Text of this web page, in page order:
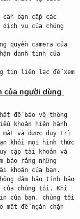
bạn cấp các
vụ của chúng
quyền camera của
danh tính của
tin liên lạc để xem
người dùng
để bảo vệ thông
khoản hiện hành
mật và được duy trì
khỏi mọi hình thức
cập tài khoản và
bảo rằng những
khoản của bạn.
đảm bảo tính bảo
của chúng tôi. Khi
của bạn, chúng tôi
để ngăn chặn